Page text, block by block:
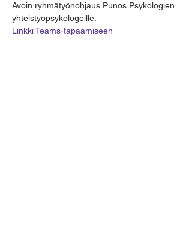
Avoin ryhmätyönohjaus Punos Psykologien
yhteistyöpsykologeille:
Linkki Teams-tapaamiseen